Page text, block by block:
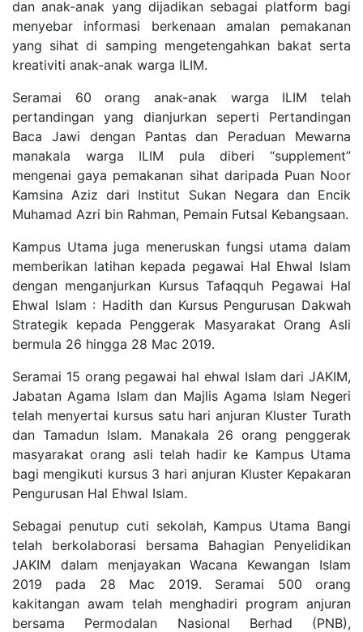
dan anak-anak yang dijadikan sebagai platform bagi
menyebar informasi berkenaan amalan pemakanan
yang sihat di samping mengetengahkan bakat serta
kreativiti anak-anak warga ILIM.
Seramai 60 orang anak-anak warga ILIM telah
pertandingan yang dianjurkan seperti Pertandingan
Baca Jawi dengan Pantas dan Peraduan Mewarna
manakala warga ILIM pula diberi “supplement”
mengenai gaya pemakanan sihat daripada Puan Noor
Kamsina Aziz dari Institut Sukan Negara dan Encik
Muhamad Azri bin Rahman, Pemain Futsal Kebangsaan.
Kampus Utama juga meneruskan fungsi utama dalam
memberikan latihan kepada pegawai Hal Ehwal Islam
dengan menganjurkan Kursus Tafaqquh Pegawai Hal
Ehwal Islam : Hadith dan Kursus Pengurusan Dakwah
Strategik kepada Penggerak Masyarakat Orang Asli
bermula 26 hingga 28 Mac 2019.
Seramai 15 orang pegawai hal ehwal Islam dari JAKIM,
Jabatan Agama Islam dan Majlis Agama Islam Negeri
telah menyertai kursus satu hari anjuran Kluster Turath
dan Tamadun Islam. Manakala 26 orang penggerak
masyarakat orang asli telah hadir ke Kampus Utama
bagi mengikuti kursus 3 hari anjuran Kluster Kepakaran
Pengurusan Hal Ehwal Islam.
Sebagai penutup cuti sekolah, Kampus Utama Bangi
telah berkolaborasi bersama Bahagian Penyelidikan
JAKIM dalam menjayakan Wacana Kewangan Islam
2019 pada 28 Mac 2019. Seramai 500 orang
kakitangan awam telah menghadiri program anjuran
bersama Permodalan Nasional Berhad (PNB),